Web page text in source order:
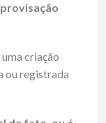
criação
ou registrada